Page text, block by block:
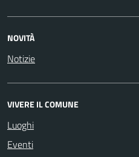
NOVITÀ
Notizie
VIVERE IL COMUNE
Luoghi
Eventi